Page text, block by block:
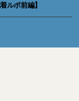
ルポ前編】